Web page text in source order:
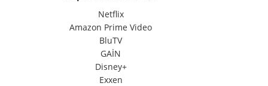
Netflix
Amazon Prime Video
BluTV
GAİN
Disney+
Exxen